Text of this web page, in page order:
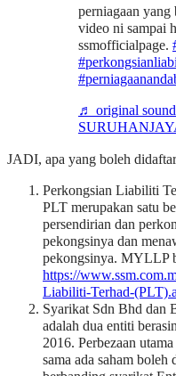
perniagaan
video ni sampai
ssmofficialpage.
♬ original
JADI, apa yang boleh
Perkongsian Liabiliti
PLT merupakan satu
persendirian dan
pekongsinya dan
pekongsinya. MYLLP
https://
Liabiliti-Terhad-
Syarikat Sdn Bhd dan
adalah dua entiti
2016. Perbezaan
sama ada saham